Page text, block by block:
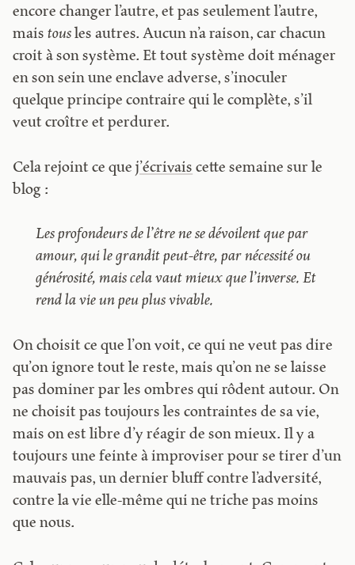
encore changer l’autre, et pas seulement l’autre,
maistousles autres. Aucun n’a raison, car chacun
croit à son système. Et tout système doit ménager
en son sein une enclave adverse, s’inoculer
quelque principe contraire qui le complète, s’il
veut croître et perdurer.
Cela rejoint ce quej’écrivais cette semaine sur le
blog :
Les profondeurs de l’être ne se dévoilent que par
amour, qui le grandit peut-être, par nécessité ou
générosité, mais cela vaut mieux que l’inverse. Et
rend la vie un peu plus vivable.
On choisit ce que l’on voit, ce qui ne veut pas dire
qu’on ignore tout le reste, mais qu’on ne se laisse
pas dominer par les ombres qui rôdent autour. On
ne choisit pas toujours les contraintes de sa vie,
mais on est libre d’y réagir de son mieux. Il y a
toujours une feinte à improviser pour se tirer d’un
mauvais pas, un dernier bluff contre l’adversité,
contre la vie elle-même qui ne triche pas moins
que nous.